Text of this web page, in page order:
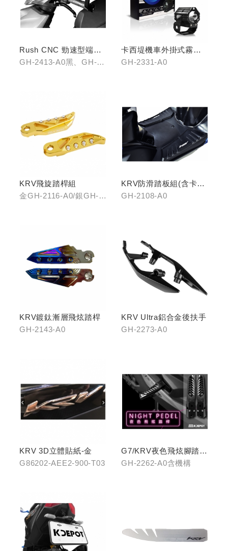
Rush CNC 勁速型端子
藍鏡(黑/銀/鈦)
GH-2413-A0黑、GH-
卡西堤機車外掛式霧燈
組(雙燈)
GH-2331-A0
KRV飛旋踏桿組
金GH-2116-A0/銀GH-
KRV防滑踏板組(含卡夢
飾片)
GH-2108-A0
KRV鍍鈦漸層飛炫踏桿
GH-2143-A0
KRV Ultra鋁合金後扶手
GH-2273-A0
KRV 3D立體貼紙-金
G86202-AEE2-900-T03
G7/KRV夜色飛炫腳踏
(含機構LHJ8)
GH-2262-A0含機構